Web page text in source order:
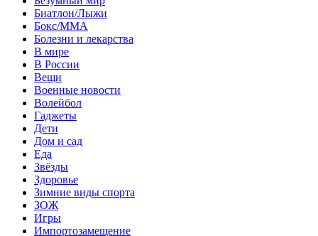
Биатлон/Лыжи
Бокс/MMA
Болезни и лекарства
В мире
В России
Вещи
Военные новости
Волейбол
Гаджеты
Дети
Дом и сад
Еда
Звёзды
Здоровье
Зимние виды спорта
ЗОЖ
Игры
Импортозамещение